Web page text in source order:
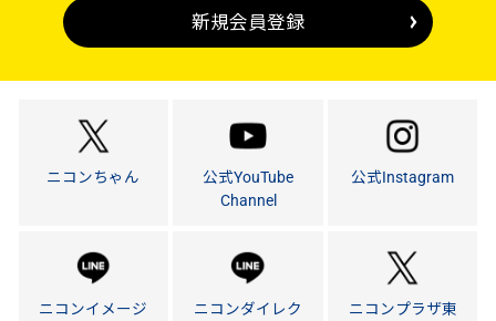
新規会員登録
ニコンちゃん
公式YouTube
Channel
公式Instagram
ニコンイメージ
ニコンダイレク
ニコンプラザ東